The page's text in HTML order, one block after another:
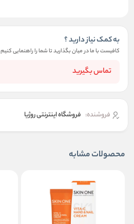
به کمک نیاز دارید ؟
کافیست با ما در میان بگذارید تا شما را راهنمایی کنیم
تماس بگیرید
فروشنده: فروشگاه اینترنتی روژیا
محصولات مشابه